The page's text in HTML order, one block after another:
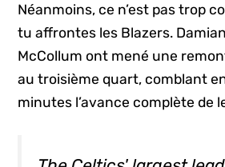
Néanmoins, ce n’est pas trop
tu affrontes les Blazers.
McCollum ont mené une
au troisième quart, comblant
minutes l’avance complète de